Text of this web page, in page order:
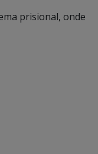
prisional, onde